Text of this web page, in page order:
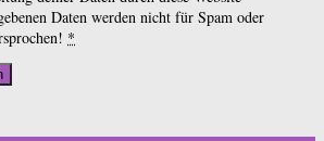
Daten werden nicht für Spam oder
*